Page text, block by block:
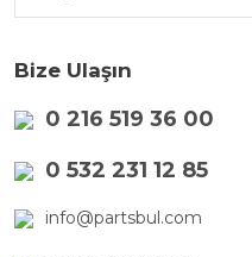
Bize Ulaşın
0 216 519 36 00
0 532 231 12 85
info@partsbul.com